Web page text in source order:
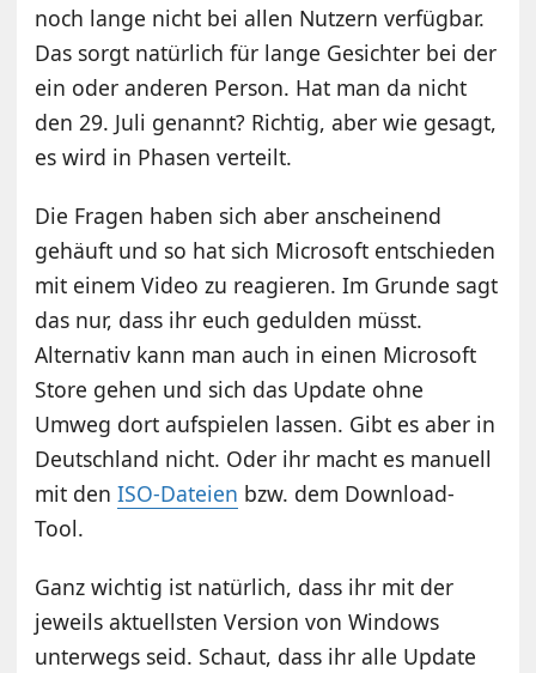
noch lange nicht bei allen Nutzern verfügbar.
Das sorgt natürlich für lange Gesichter bei der
ein oder anderen Person. Hat man da nicht
den 29. Juli genannt? Richtig, aber wie gesagt,
es wird in Phasen verteilt.
Die Fragen haben sich aber anscheinend
gehäuft und so hat sich Microsoft entschieden
mit einem Video zu reagieren. Im Grunde sagt
das nur, dass ihr euch gedulden müsst.
Alternativ kann man auch in einen Microsoft
Store gehen und sich das Update ohne
Umweg dort aufspielen lassen. Gibt es aber in
Deutschland nicht. Oder ihr macht es manuell
mit denISO-Dateien bzw. dem Download-
Tool.
Ganz wichtig ist natürlich, dass ihr mit der
jeweils aktuellsten Version von Windows
unterwegs seid. Schaut, dass ihr alle Update